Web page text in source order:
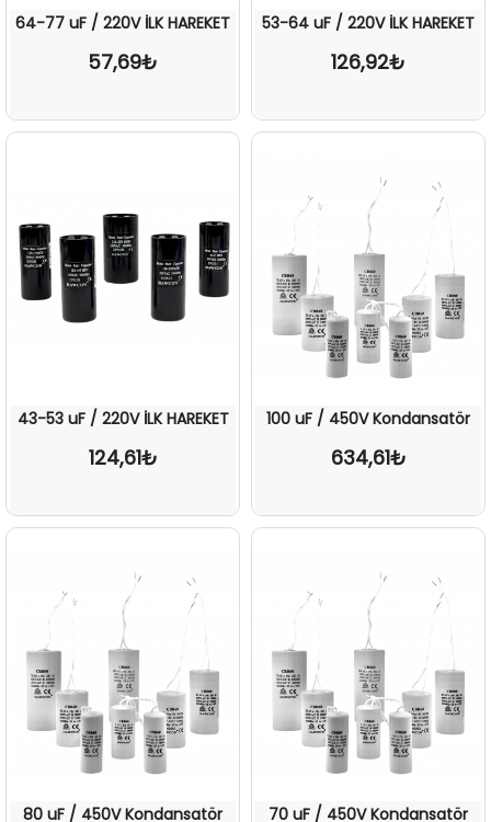
64-77 uF / 220V İLK HAREKET
57,69₺
53-64 uF / 220V İLK HAREKET
126,92₺
43-53 uF / 220V İLK HAREKET
124,61₺
100 uF / 450V Kondansatör
634,61₺
80 uF / 450V Kondansatör 70 uF / 450V Kondansatör